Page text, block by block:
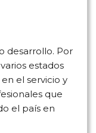
desarrollo. Por
estados
el servicio y
que
el país en